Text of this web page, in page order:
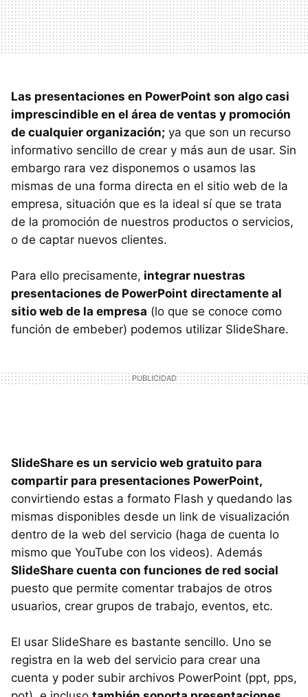
Las presentaciones en PowerPoint son algo casi
imprescindible en el área de ventas y promoción
de cualquier organización; ya que son un recurso
informativo sencillo de crear y más aun de usar. Sin
embargo rara vez disponemos o usamos las
mismas de una forma directa en el sitio web de la
empresa, situación que es la ideal sí que se trata
de la promoción de nuestros productos o servicios,
o de captar nuevos clientes.
Para ello precisamente, integrar nuestras
presentaciones de PowerPoint directamente al
sitio web de la empresa (lo que se conoce como
función de embeber) podemos utilizar SlideShare.
SlideShare es un servicio web gratuito para
compartir para presentaciones PowerPoint,
convirtiendo estas a formato Flash y quedando las
mismas disponibles desde un link de visualización
dentro de la web del servicio (haga de cuenta lo
mismo que YouTube con los videos). Además
SlideShare cuenta con funciones de red social
puesto que permite comentar trabajos de otros
usuarios, crear grupos de trabajo, eventos, etc.
El usar SlideShare es bastante sencillo. Uno se
registra en la web del servicio para crear una
cuenta y poder subir archivos PowerPoint (ppt, pps,